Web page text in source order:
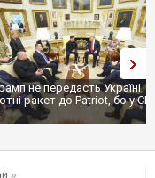
не передасть Україні
ракет до Patriot, бо у
»